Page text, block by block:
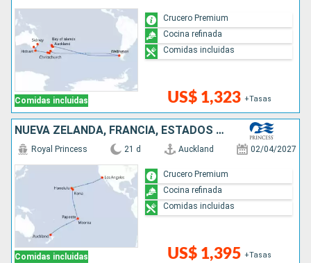
Comidas incluidas US$ 1,323 +Tasas
Crucero Premium
Cocina refinada
Comidas incluidas
NUEVA ZELANDA, FRANCIA, ESTADOS UNIDOS
Comidas incluidas
Royal Princess 21 d Auckland 02/04/2027
US$ 1,395 +Tasas
Crucero Premium
Cocina refinada
Comidas incluidas